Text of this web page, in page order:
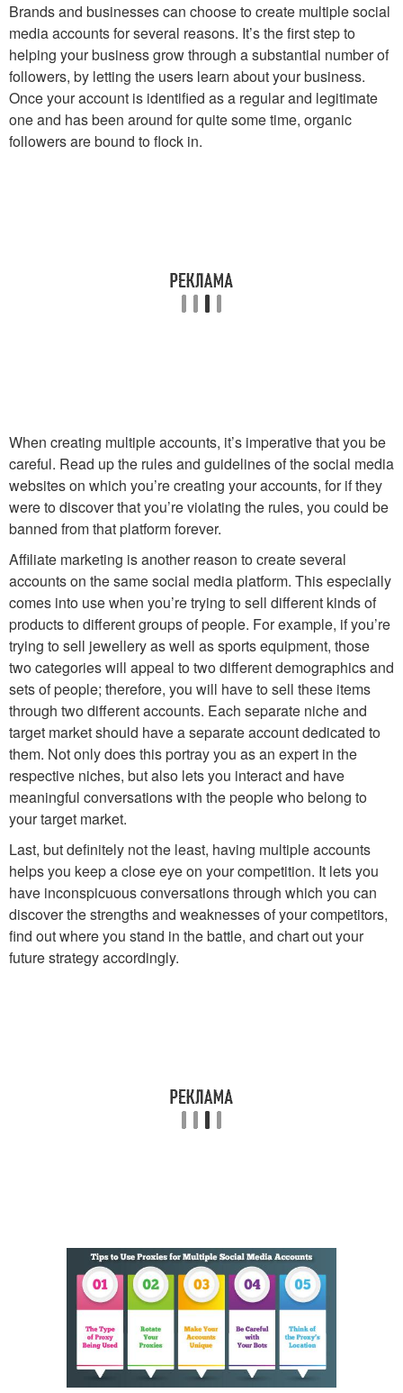
Brands and businesses can choose to create multiple social
media accounts for several reasons. It’s the first step to
helping your business grow through a substantial number of
followers, by letting the users learn about your business.
Once your account is identified as a regular and legitimate
one and has been around for quite some time, organic
followers are bound to flock in.
When creating multiple accounts, it’s imperative that you be
careful. Read up the rules and guidelines of the social media
websites on which you’re creating your accounts, for if they
were to discover that you’re violating the rules, you could be
banned from that platform forever.
Affiliate marketing is another reason to create several
accounts on the same social media platform. This especially
comes into use when you’re trying to sell different kinds of
products to different groups of people. For example, if you’re
trying to sell jewellery as well as sports equipment, those
two categories will appeal to two different demographics and
sets of people; therefore, you will have to sell these items
through two different accounts. Each separate niche and
target market should have a separate account dedicated to
them. Not only does this portray you as an expert in the
respective niches, but also lets you interact and have
meaningful conversations with the people who belong to
your target market.
Last, but definitely not the least, having multiple accounts
helps you keep a close eye on your competition. It lets you
have inconspicuous conversations through which you can
discover the strengths and weaknesses of your competitors,
find out where you stand in the battle, and chart out your
future strategy accordingly.